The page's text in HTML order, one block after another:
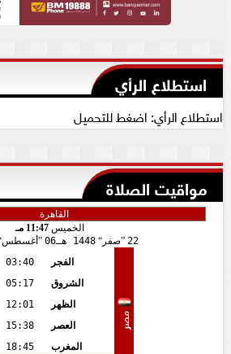
استطلاع الرأي
استطلاع الرأي: اضغط للتحميل
مواقيت الصلاة
الخميس11:47 مـ
22
صفر 1448 هـ 06 أغسطس
مصر
الفجر
03:40
الشروق
05:17
الظهر
12:01
العصر
15:38
المغرب
18:45